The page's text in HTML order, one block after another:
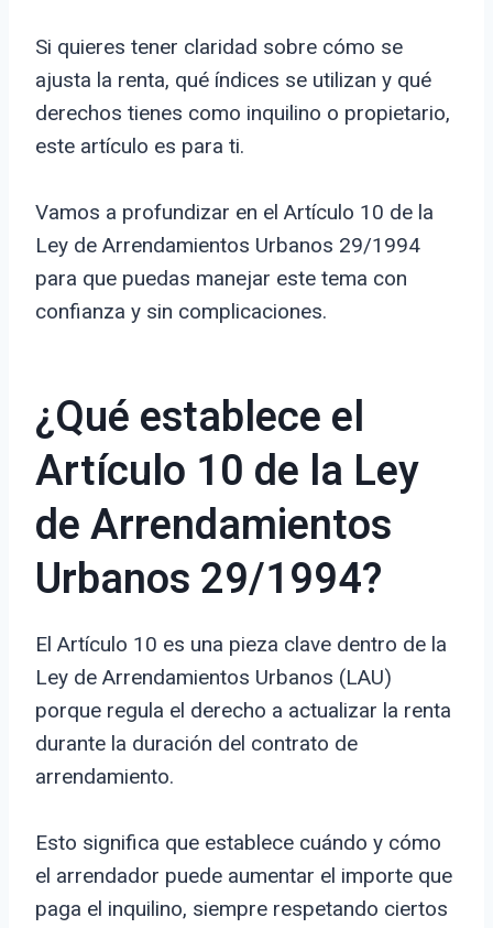
Si quieres tener claridad sobre cómo se
ajusta la renta, qué índices se utilizan y qué
derechos tienes como inquilino o propietario,
este artículo es para ti.
Vamos a profundizar en el Artículo 10 de la
Ley de Arrendamientos Urbanos 29/1994
para que puedas manejar este tema con
confianza y sin complicaciones.
¿Qué establece el
Artículo 10 de la Ley
de Arrendamientos
Urbanos 29/1994?
El Artículo 10 es una pieza clave dentro de la
Ley de Arrendamientos Urbanos (LAU)
porque regula el derecho a actualizar la renta
durante la duración del contrato de
arrendamiento.
Esto significa que establece cuándo y cómo
el arrendador puede aumentar el importe que
paga el inquilino, siempre respetando ciertos